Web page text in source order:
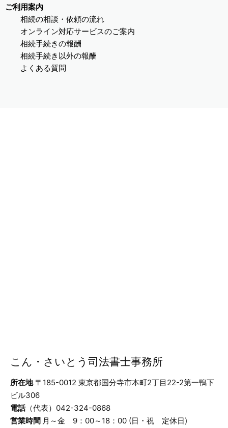
ご利用案内
相続の相談・依頼の流れ
オンライン対応サービスのご案内
相続手続きの報酬
相続手続き以外の報酬
よくある質問
こん・さいとう司法書士事務所
所在地〒185-0012 東京都国分寺市本町2丁目22-2第一鴨下
ビル306
電話（代表）042-324-0868
営業時間 月～金 9：00～18：00 (日・祝 定休日)